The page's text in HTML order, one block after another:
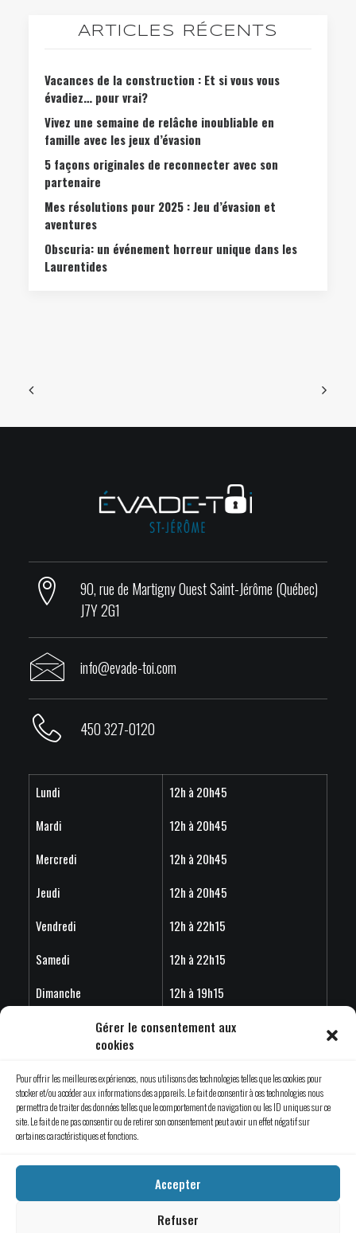
Gérer le consentement aux
cookies
Pour offrir les meilleures expériences, nous utilisons des technologies telles que les cookies pour
stocker et/ou accéder aux informations des appareils. Le fait de consentir à ces technologies nous
permettra de traiter des données telles que le comportement de navigation ou les ID uniques sur ce
site. Le fait de ne pas consentir ou de retirer son consentement peut avoir un effet négatif sur
certaines caractéristiques et fonctions.
Accepter
Refuser
ARTICLES RÉCENTS
Vacances de la construction : Et si vous vous
évadiez… pour vrai?
Vivez une semaine de relâche inoubliable en
famille avec les jeux d’évasion
5 façons originales de reconnecter avec son
partenaire
Mes résolutions pour 2025 : Jeu d’évasion et
aventures
Obscuria: un événement horreur unique dans les
Laurentides
90, rue de Martigny Ouest Saint-Jérôme (Québec)
J7Y 2G1
info@evade-toi.com
450 327-0120
Lundi
12h à 20h45
Mardi
12h à 20h45
Mercredi
12h à 20h45
Jeudi
12h à 20h45
Vendredi
12h à 22h15
Samedi
12h à 22h15
Dimanche
12h à 19h15
Horaire estivales 2026 - Les horaires peuvent variés en
fonction de l'achalandage.
© 2019 Évade-toi Saint-Jérôme | Tous droits réservés.
Une création d’